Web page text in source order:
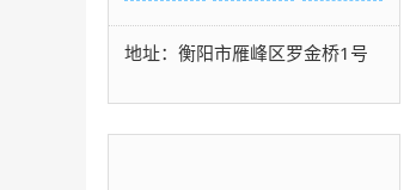
地址：衡阳市雁峰区罗金桥1号